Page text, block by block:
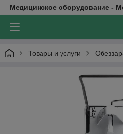
Медицинское оборудование -
Товары и услуги